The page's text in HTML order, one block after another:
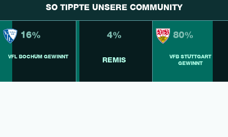
SO TIPPTE UNSERE COMMUNITY
16%
VFL BOCHUM GEWINNT
4%
REMIS
80%
VFB STUTTGART
GEWINNT